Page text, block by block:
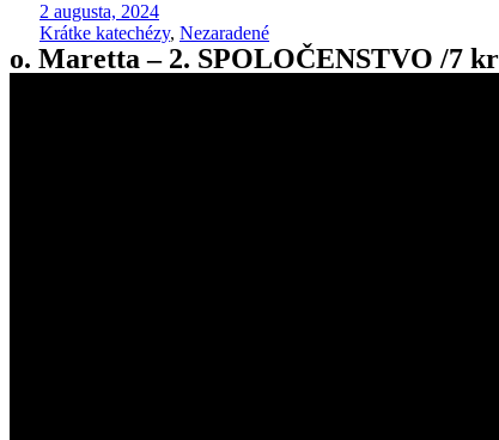
2 augusta, 2024
Krátke katechézy, Nezaradené
o. Maretta – 2. SPOLOČENSTVO /7